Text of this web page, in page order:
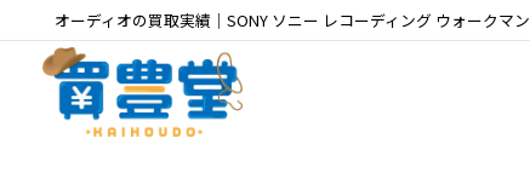
オーディオの買取実績｜SONY ソニー レコーディング ウォークマ